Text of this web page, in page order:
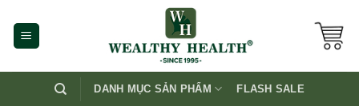
content
DANH MỤC SẢN PHẨM FLASH SALE